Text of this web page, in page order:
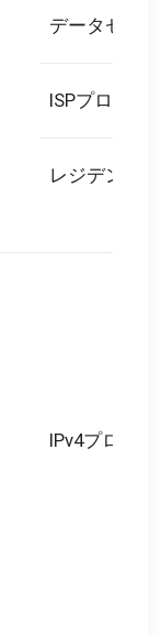
データセン
ISPプロキシ
レジデンシ
IPv4プロキシ